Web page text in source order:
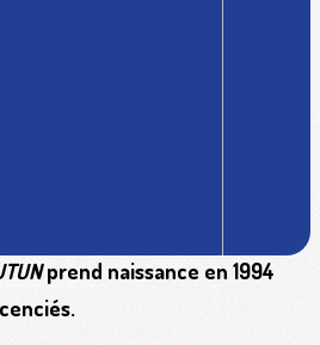
prend naissance en 1994